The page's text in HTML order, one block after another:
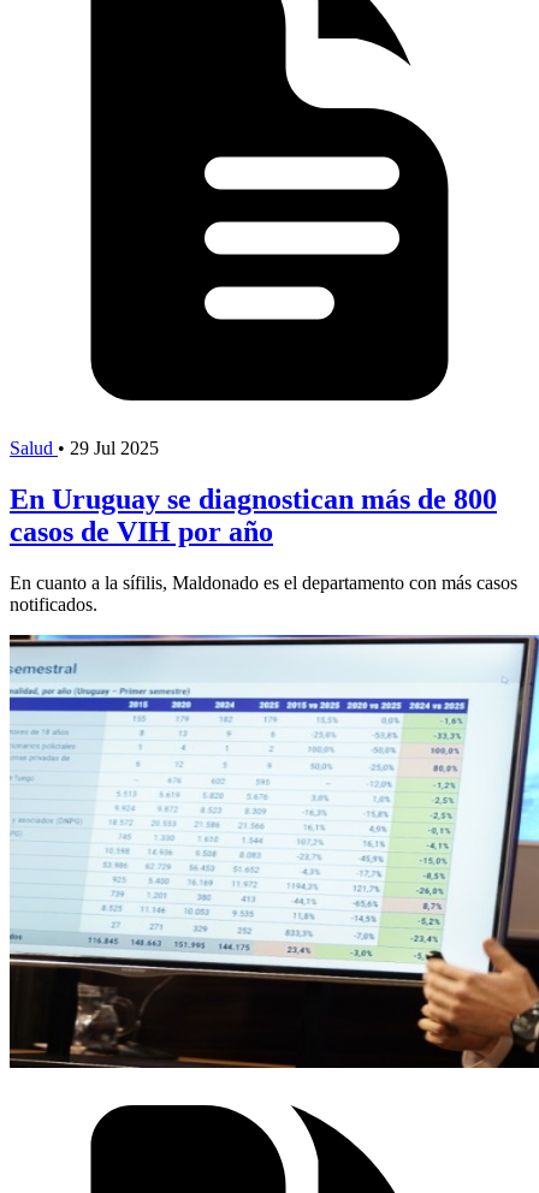
Salud • 29 Jul 2025
En Uruguay se diagnostican más de 800
casos de VIH por año
En cuanto a la sífilis, Maldonado es el departamento con más casos
notificados.